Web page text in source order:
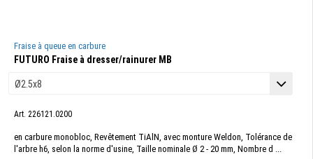
Fraise à queue en carbure
FUTURO Fraise à dresser/rainurer MB
Art. 226121.0200
en carbure monobloc, Revêtement TiAlN, avec monture Weldon, Tolérance de
l'arbre h6, selon la norme d'usine, Taille nominale Ø 2 - 20 mm, Nombre d ...